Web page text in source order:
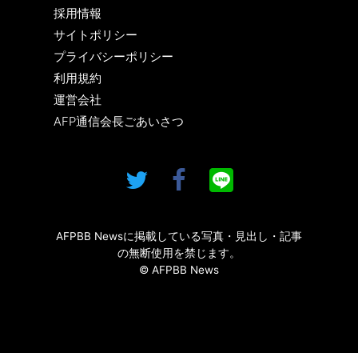
採用情報
サイトポリシー
プライバシーポリシー
利用規約
運営会社
AFP通信会長ごあいさつ
AFPBB Newsに掲載している写真・見出し・記事
の無断使用を禁じます。
© AFPBB News